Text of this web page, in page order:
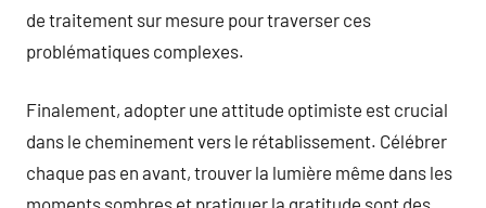
de traitement sur mesure pour traverser ces
problématiques complexes.
Finalement, adopter une attitude optimiste est crucial
dans le cheminement vers le rétablissement. Célébrer
chaque pas en avant, trouver la lumière même dans les
moments sombres et pratiquer la gratitude sont des